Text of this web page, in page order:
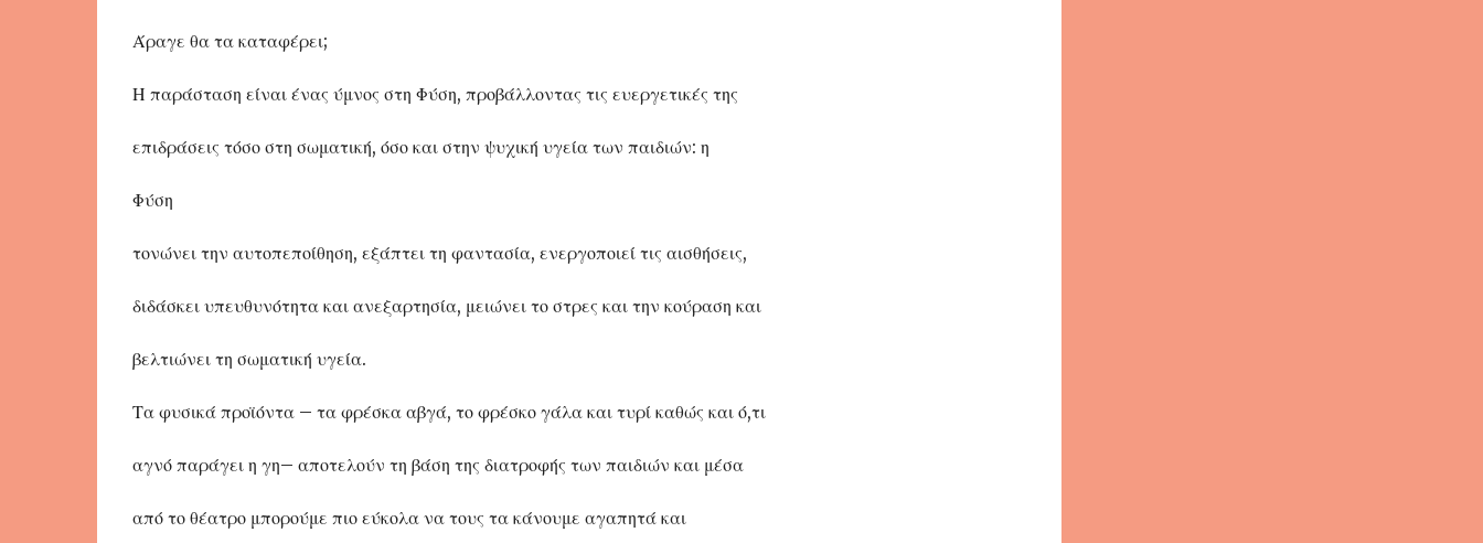
Άραγε θα τα καταφέρει;
Η παράσταση είναι ένας ύμνος στη Φύση, προβάλλοντας τις ευεργετικές της
επιδράσεις τόσο στη σωματική, όσο και στην ψυχική υγεία των παιδιών: η
Φύση
τονώνει την αυτοπεποίθηση, εξάπτει τη φαντασία, ενεργοποιεί τις αισθήσεις,
διδάσκει υπευθυνότητα και ανεξαρτησία, μειώνει το στρες και την κούραση και
βελτιώνει τη σωματική υγεία.
Τα φυσικά προϊόντα – τα φρέσκα αβγά, το φρέσκο γάλα και τυρί καθώς και ό,τι
αγνό παράγει η γη– αποτελούν τη βάση της διατροφής των παιδιών και μέσα
από το θέατρο μπορούμε πιο εύκολα να τους τα κάνουμε αγαπητά και